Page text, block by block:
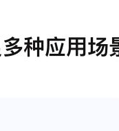
种应用场